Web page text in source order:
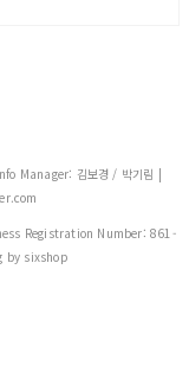
Manager: 김보경 / 박기림 |
Registration Number: 861-
by sixshop